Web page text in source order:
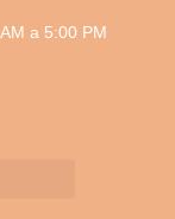
a 5:00 PM